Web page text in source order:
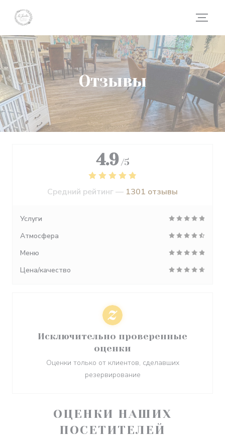
Отзывы
ОЦЕНКИ НАШИХ
ПОСЕТИТЕЛЕЙ
4.9 /5
Средний рейтинг — 1301 отзывы
Услуги
Атмосфера
Меню
Цена/качество
Исключительно проверенные
оценки
Оценки только от клиентов, сделавших
резервирование